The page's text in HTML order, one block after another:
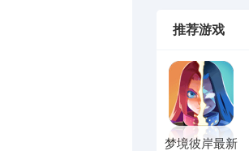
推荐游戏
梦境彼岸最新